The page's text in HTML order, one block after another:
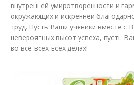
внутренней умиротворенности и
окружающих и искренней
труд. Пусть Ваши ученики вместе с
невероятных высот успеха, пусть
во все-всех-всех делах!